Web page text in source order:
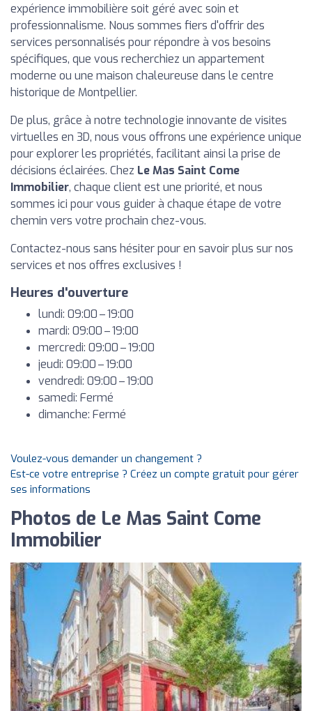
expérience immobilière soit géré avec soin et
professionnalisme. Nous sommes fiers d'offrir des
services personnalisés pour répondre à vos besoins
spécifiques, que vous recherchiez un appartement
moderne ou une maison chaleureuse dans le centre
historique de Montpellier.
De plus, grâce à notre technologie innovante de visites
virtuelles en 3D, nous vous offrons une expérience unique
pour explorer les propriétés, facilitant ainsi la prise de
décisions éclairées. Chez Le Mas Saint Come
Immobilier, chaque client est une priorité, et nous
sommes ici pour vous guider à chaque étape de votre
chemin vers votre prochain chez-vous.
Contactez-nous sans hésiter pour en savoir plus sur nos
services et nos offres exclusives !
Heures d'ouverture
lundi: 09:00 – 19:00
mardi: 09:00 – 19:00
mercredi: 09:00 – 19:00
jeudi: 09:00 – 19:00
vendredi: 09:00 – 19:00
samedi: Fermé
dimanche: Fermé
Voulez-vous demander un changement ?
Est-ce votre entreprise ? Créez un compte gratuit pour gérer
ses informations
Photos de Le Mas Saint Come
Immobilier